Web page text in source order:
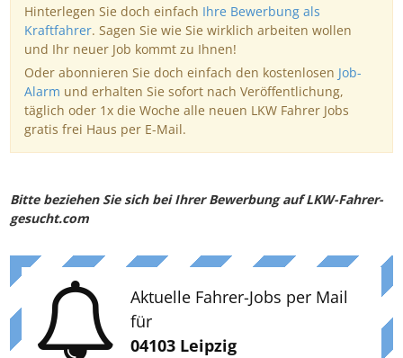
Hinterlegen Sie doch einfach Ihre Bewerbung als
Kraftfahrer. Sagen Sie wie Sie wirklich arbeiten wollen
und Ihr neuer Job kommt zu Ihnen!
Oder abonnieren Sie doch einfach den kostenlosen Job-
Alarm und erhalten Sie sofort nach Veröffentlichung,
täglich oder 1x die Woche alle neuen LKW Fahrer Jobs
gratis frei Haus per E-Mail.
Bitte beziehen Sie sich bei Ihrer Bewerbung auf LKW-Fahrer-
gesucht.com
Aktuelle Fahrer-Jobs per Mail
für
04103 Leipzig